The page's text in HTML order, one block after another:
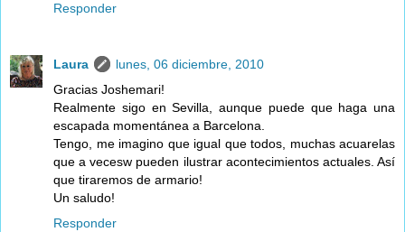
Responder
Laura
lunes, 06 diciembre, 2010
Gracias Joshemari!
Realmente sigo en Sevilla, aunque puede que haga una
escapada momentánea a Barcelona.
Tengo, me imagino que igual que todos, muchas acuarelas
que a vecesw pueden ilustrar acontecimientos actuales. Así
que tiraremos de armario!
Un saludo!
Responder